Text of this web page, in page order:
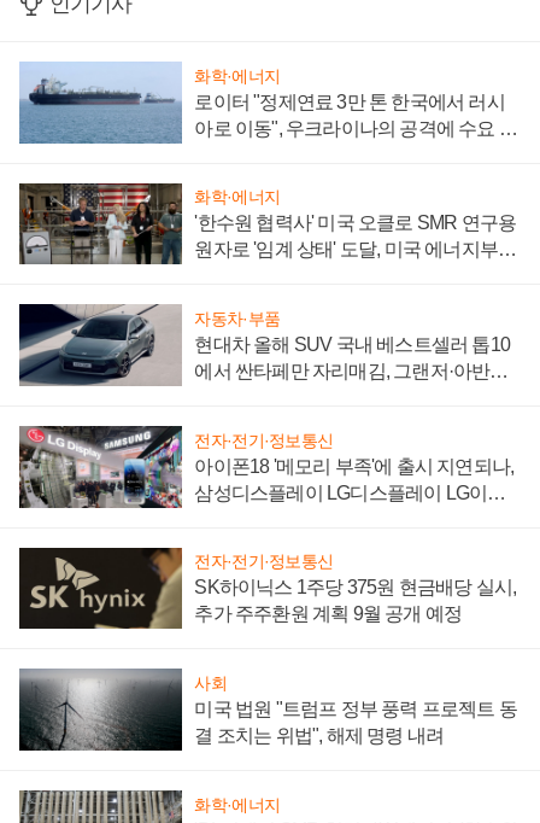
화학·에너지
로이터 "정제연료 3만 톤 한국에서 러시
아로 이동", 우크라이나의 공격에 수요 늘
화학·에너지
'한수원 협력사' 미국 오클로 SMR 연구용
원자로 '임계 상태' 도달, 미국 에너지부
자동차·부품
현대차 올해 SUV 국내 베스트셀러 톱10
에서 싼타페만 자리매김, 그랜저·아반떼
전자·전기·정보통신
아이폰18 '메모리 부족'에 출시 지연되나,
삼성디스플레이 LG디스플레이 LG이노
전자·전기·정보통신
SK하이닉스 1주당 375원 현금배당 실시,
추가 주주환원 계획 9월 공개 예정
사회
미국 법원 "트럼프 정부 풍력 프로젝트 동
결 조치는 위법", 해제 명령 내려
화학·에너지